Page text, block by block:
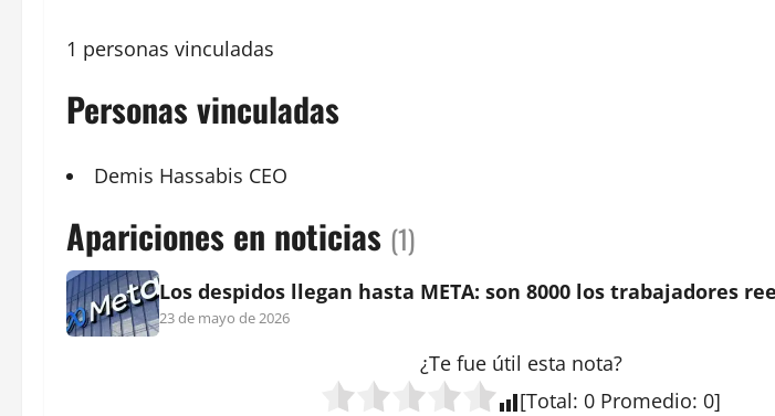
1 personas vinculadas
Personas vinculadas
Demis Hassabis CEO
Apariciones en noticias (1)
Los despidos llegan hasta META: son 8000 los trabajadores
23 de mayo de 2026
¿Te fue útil esta nota?
[Total: 0 Promedio: 0]